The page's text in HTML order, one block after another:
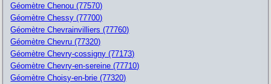
Géomètre Chenou (77570)
Géomètre Chessy (77700)
Géomètre Chevrainvilliers (77760)
Géomètre Chevru (77320)
Géomètre Chevry-cossigny (77173)
Géomètre Chevry-en-sereine (77710)
Géomètre Choisy-en-brie (77320)